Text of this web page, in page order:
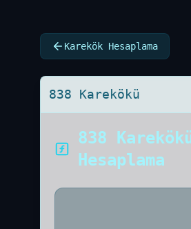
Karekök Hesaplama
838 Karekökü
838
Hesaplama